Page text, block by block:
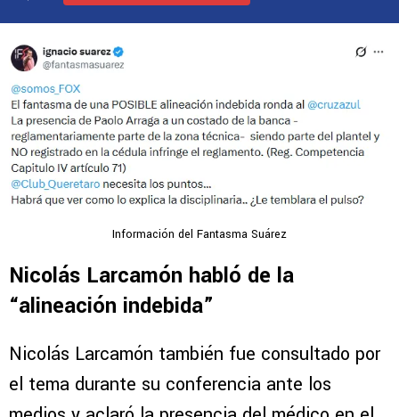
Información del Fantasma Suárez
Nicolás Larcamón habló de la
“alineación indebida”
Nicolás Larcamón también fue consultado por
el tema durante su conferencia ante los